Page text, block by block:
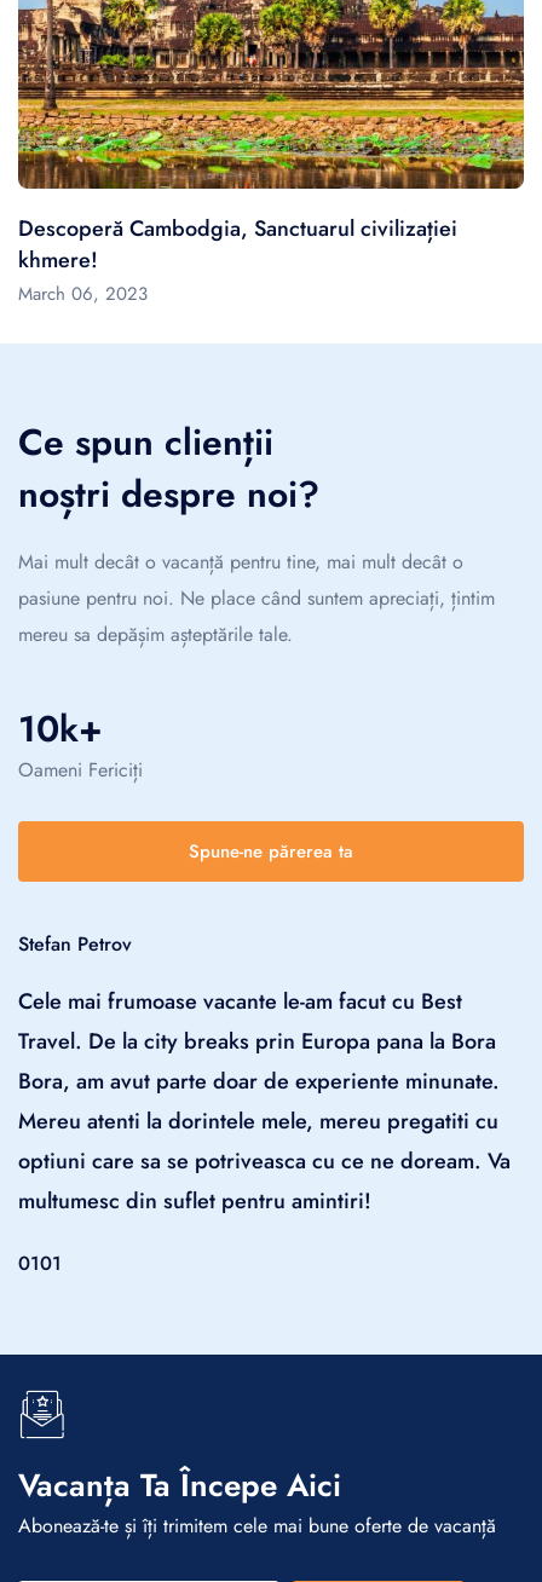
Descoperă Cambodgia, Sanctuarul civilizației
khmere!
March 06, 2023
Ce spun clienții
noștri despre noi?
Mai mult decât o vacanță pentru tine, mai mult decât o
pasiune pentru noi. Ne place când suntem apreciați, țintim
mereu sa depășim așteptările tale.
10k+
Oameni Fericiți
Spune-ne părerea ta
Stefan Petrov
Cele mai frumoase vacante le-am facut cu Best
Travel. De la city breaks prin Europa pana la Bora
Bora, am avut parte doar de experiente minunate.
Mereu atenti la dorintele mele, mereu pregatiti cu
optiuni care sa se potriveasca cu ce ne doream. Va
multumesc din suflet pentru amintiri!
0101
Vacanța Ta Începe Aici
Abonează-te și îți trimitem cele mai bune oferte de vacanță